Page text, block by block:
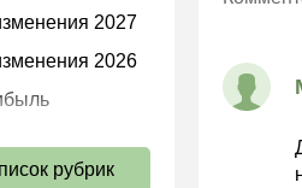
2027
2026
2026
рубрик